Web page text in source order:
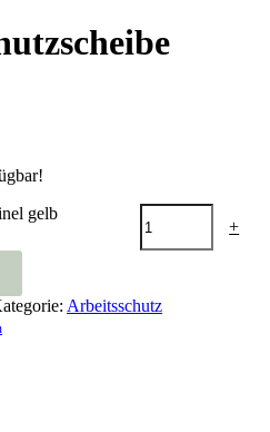
gelb
+
Arbeitsschutz